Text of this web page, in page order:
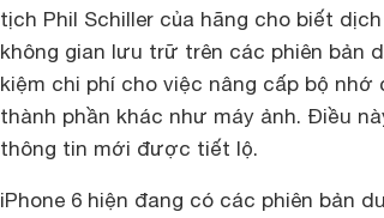
tịch Phil Schiller của hãng cho biết
không gian lưu trữ trên các phiên bản
kiệm chi phí cho việc nâng cấp bộ
thành phần khác như máy ảnh. Điều
thông tin mới được tiết lộ.
iPhone 6 hiện đang có các phiên bản